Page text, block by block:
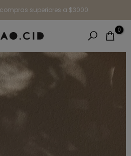
superiores a $3000
0